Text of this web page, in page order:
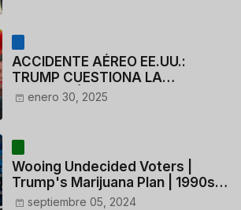
ACCIDENTE AÉREO EE.UU.:
TRUMP CUESTIONA LA
ACTUACIÓN DE LOS
enero 30, 2025
Wooing Undecided Voters |
Trump's Marijuana Plan | 1990s
Porn Expert Mark Robinson
septiembre 05, 2024